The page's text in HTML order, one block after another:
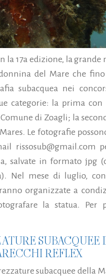
la 17a edizione, la
del Mare che
subacquea nei
categorie: la prima con
di Zoagli; la
Le fotografie
rissosub@gmail.com
salvate in formato jpg
Nel mese di luglio,
organizzate a
la statua. Per
SUBACQUEE
REFLEX
subacquee della